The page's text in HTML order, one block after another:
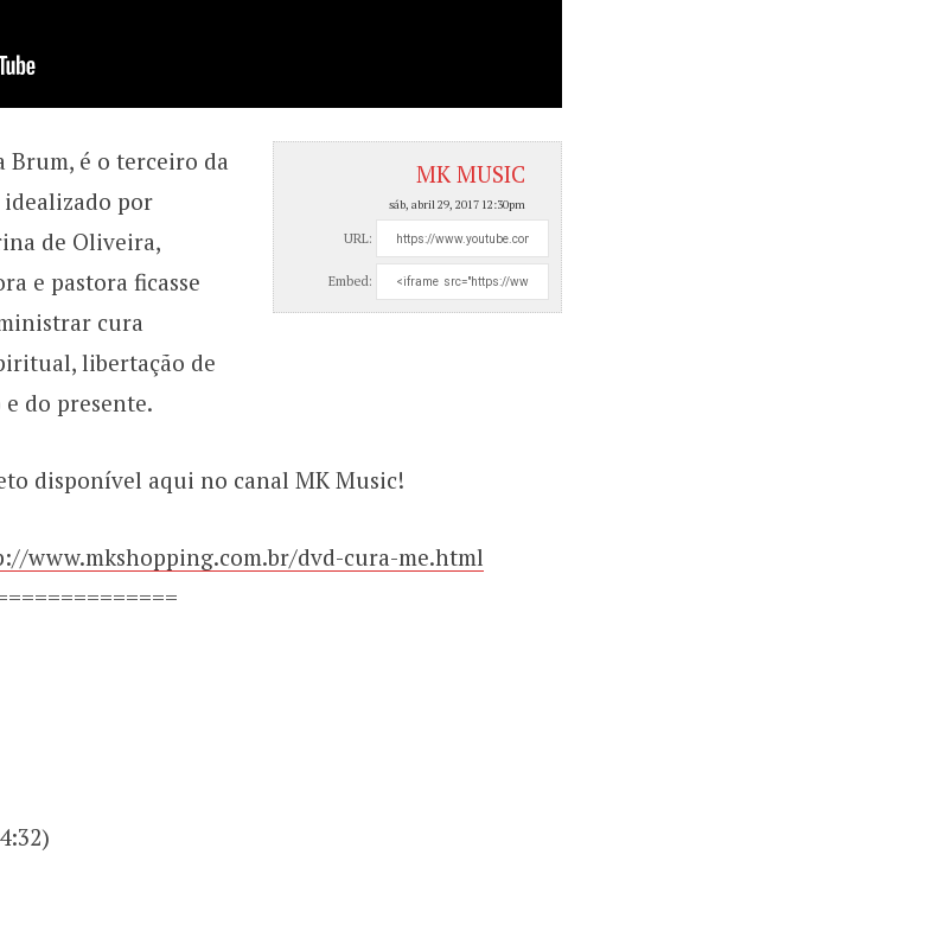
MK MUSIC
sáb, abril 29, 2017 12:30pm
URL:
Embed:
Brum, é o terceiro da
por
de Oliveira,
e pastora ficasse
cura
libertação de
e do presente.
disponível aqui no canal MK Music!
www.mkshopping.com.br/dvd-cura-me.html